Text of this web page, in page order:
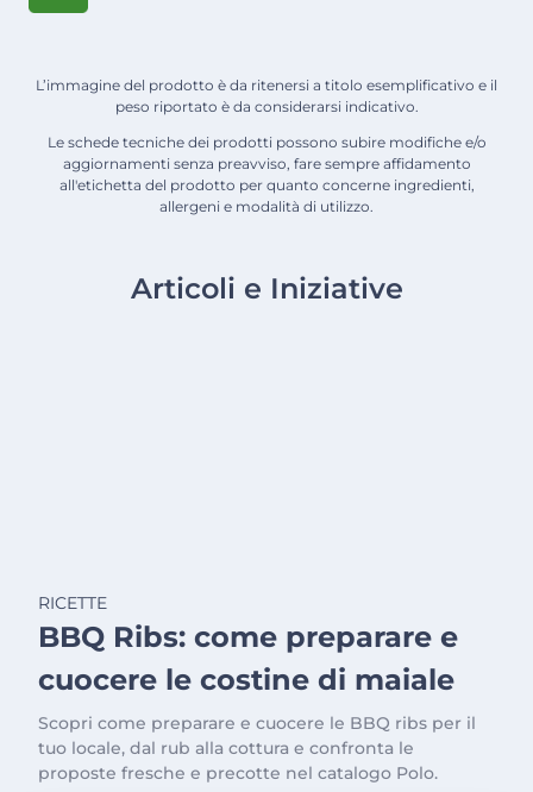
L’immagine del prodotto è da ritenersi a titolo esemplificativo e il
peso riportato è da considerarsi indicativo.
Le schede tecniche dei prodotti possono subire modifiche e/o
aggiornamenti senza preavviso, fare sempre affidamento
all'etichetta del prodotto per quanto concerne ingredienti,
allergeni e modalità di utilizzo.
Articoli e Iniziative
RICETTE
BBQ Ribs: come preparare e
cuocere le costine di maiale
Scopri come preparare e cuocere le BBQ ribs per il
tuo locale, dal rub alla cottura e confronta le
proposte fresche e precotte nel catalogo Polo.